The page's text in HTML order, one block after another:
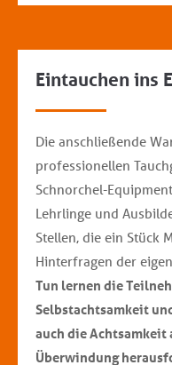
Eintauchen ins
Die anschließende
professionellen
Schnorchel-
Lehrlinge und
Stellen, die ein Stück
Hinterfragen der
Tun lernen die
Selbstachtsamkeit
auch die Achtsamkeit
Überwindung